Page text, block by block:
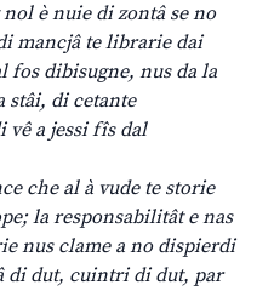
è nuie di zontâ se no
mancjâ te librarie dai
fos dibisugne, nus da la
stâi, di cetante
vê a jessi fîs dal
che al à vude te storie
la responsabilitât e nas
nus clame a no dispierdi
di dut, cuintri di dut, par